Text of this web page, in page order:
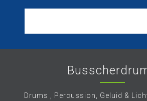
Drums , Percussion, Geluid &